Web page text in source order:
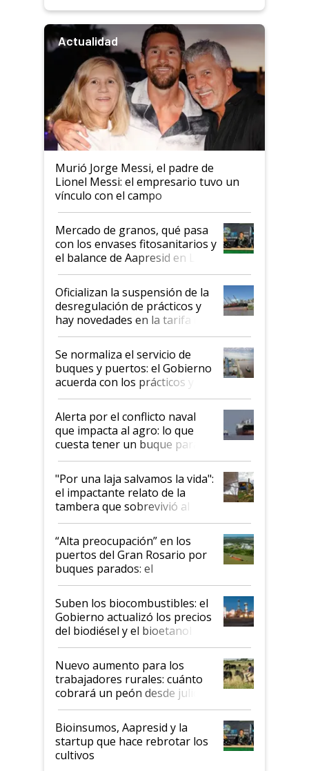
Actualidad
Murió Jorge Messi, el padre de
Lionel Messi: el empresario tuvo un
vínculo con el campo
Mercado de granos, qué pasa
con los envases fitosanitarios y
el balance de Aapresid en La
Posta
Oficializan la suspensión de la
desregulación de prácticos y
hay novedades en la tarifa de
la hidrovía
Se normaliza el servicio de
buques y puertos: el Gobierno
acuerda con los prácticos y
suspende el decreto de
desregulación
Alerta por el conflicto naval
que impacta al agro: lo que
cuesta tener un buque parado
y el peligro de que Argentina
pase a ser "país sucio"
"Por una laja salvamos la vida":
el impactante relato de la
tambera que sobrevivió al
tornado
“Alta preocupación” en los
puertos del Gran Rosario por
buques parados: el
funcionamiento de las
exportadoras en tensión tras
la medida de fuerza de los
prácticos
Suben los biocombustibles: el
Gobierno actualizó los precios
del biodiésel y el bioetanol
Nuevo aumento para los
trabajadores rurales: cuánto
cobrará un peón desde julio
Bioinsumos, Aapresid y la
startup que hace rebrotar los
cultivos